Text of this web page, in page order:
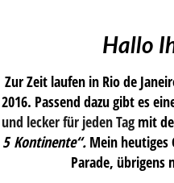
Hallo
Zur Zeit laufen in Rio de
2016. Passend dazu gibt es
und lecker für jeden Tagmit
5 Kontinente“.Mein heutiges
Parade, übrigens